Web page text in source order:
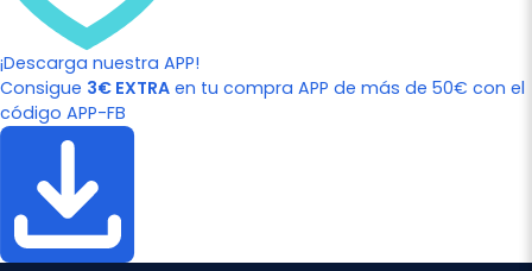
¡Descarga nuestra APP!
Consigue 3€ EXTRA en tu compra APP de más de 50€ con el
código APP-FB